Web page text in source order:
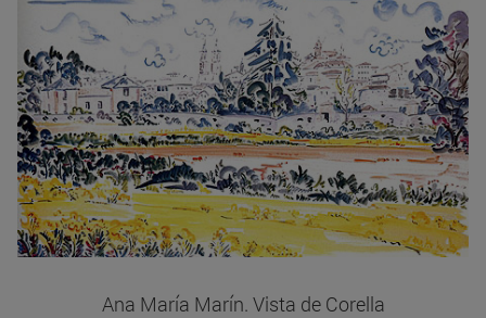
Ana María Marín. Vista de Corella